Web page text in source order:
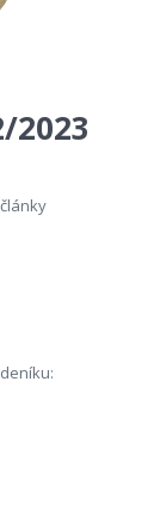
2023